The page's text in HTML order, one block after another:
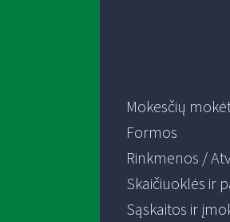
Mokesčių
Formos
Rinkmenos /
Skaičiuoklės ir
Sąskaitos ir